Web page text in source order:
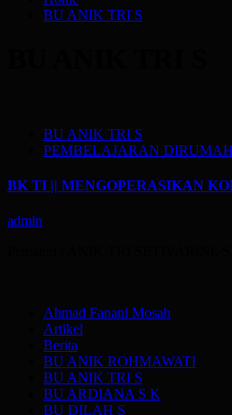
BU ANIK TRI S
BU ANIK TRI S
PEMBELAJARAN DIRUMAH
BK TI || MENGOPERASIKAN
admin
Ahmad Fanani Mosah
Artikel
Berita
BU ANIK ROHMAWATI
BU ANIK TRI S
BU ARDIANA S K
BU DILAH S